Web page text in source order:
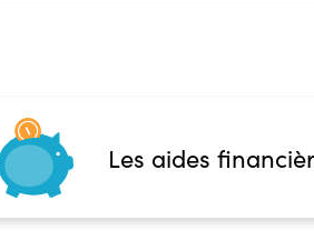
Les aides